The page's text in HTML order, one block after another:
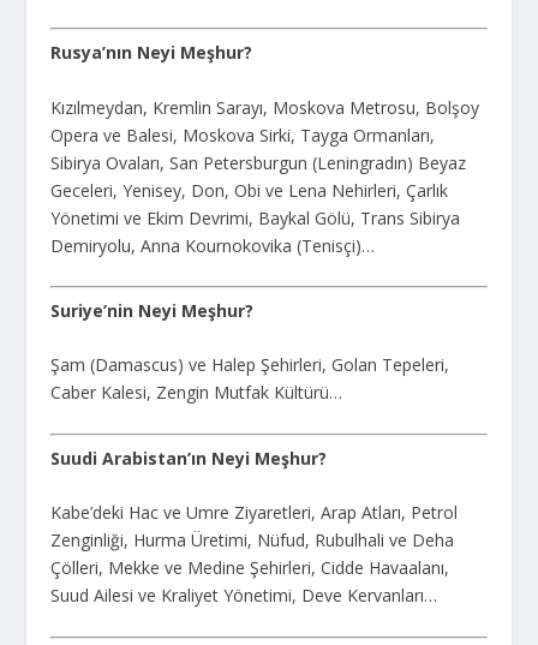
Rusya’nın Neyi Meşhur?
Kızılmeydan, Kremlin Sarayı, Moskova Metrosu, Bolşoy
Opera ve Balesi, Moskova Sirki, Tayga Ormanları,
Sibirya Ovaları, San Petersburgun (Leningradın) Beyaz
Geceleri, Yenisey, Don, Obi ve Lena Nehirleri, Çarlık
Yönetimi ve Ekim Devrimi, Baykal Gölü, Trans Sibirya
Demiryolu, Anna Kournokovika (Tenisçi)…
Suriye’nin Neyi Meşhur?
Şam (Damascus) ve Halep Şehirleri, Golan Tepeleri,
Caber Kalesi, Zengin Mutfak Kültürü…
Suudi Arabistan’ın Neyi Meşhur?
Kabe’deki Hac ve Umre Ziyaretleri, Arap Atları, Petrol
Zenginliği, Hurma Üretimi, Nüfud, Rubulhali ve Deha
Çölleri, Mekke ve Medine Şehirleri, Cidde Havaalanı,
Suud Ailesi ve Kraliyet Yönetimi, Deve Kervanları…